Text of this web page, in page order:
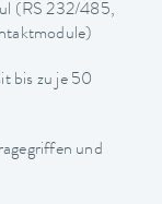
(RS 232/485,
bis zu je 50
und